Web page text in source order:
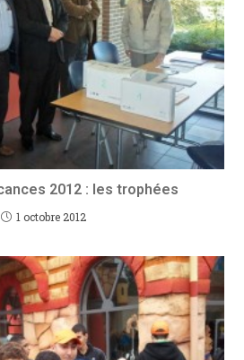
2012 : les trophées
1 octobre 2012